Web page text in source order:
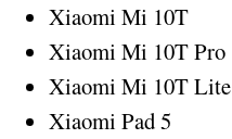
Xiaomi Mi 10T
Xiaomi Mi 10T Pro
Xiaomi Mi 10T Lite
Xiaomi Pad 5